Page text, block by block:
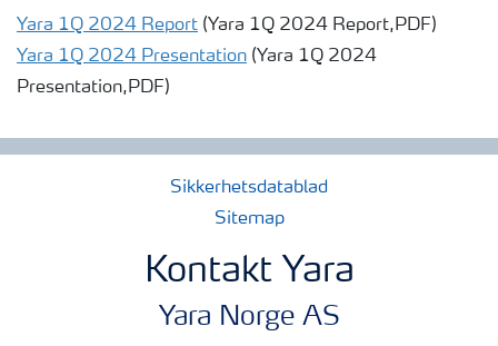
Yara 1Q 2024 Report (Yara 1Q 2024 Report,PDF)
Yara 1Q 2024 Presentation (Yara 1Q 2024
Presentation,PDF)
Sikkerhetsdatablad
Sitemap
Kontakt Yara
Yara Norge AS